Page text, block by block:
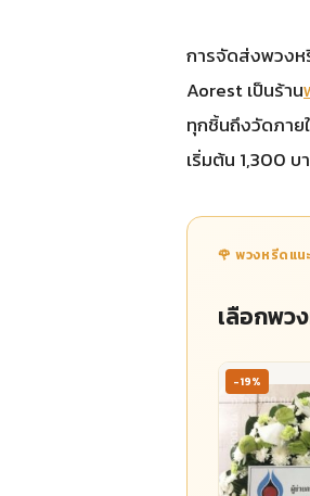
การจัดส่งพวงห
Aorest เป็นร้าน
ทุกชิ้นถึงวัดภาย
เริ่มต้น 1,300
🌹 พวงหรีดแน
เลือกพว
-19%